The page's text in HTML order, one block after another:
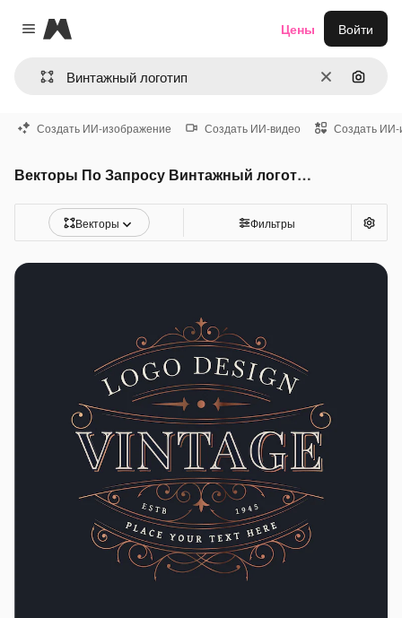
Close menu
Magnific
ОчиститьПоиск
Цены Войти
Создать ИИ-изображение Создать ИИ-видео Создать ИИ-
Векторы По Запросу Винтажный логотип
Векторы Фильтры